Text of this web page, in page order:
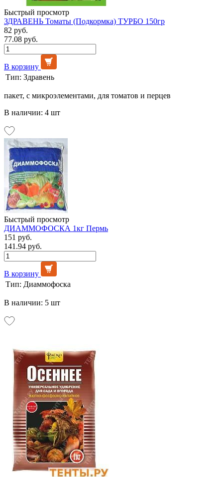
Быстрый просмотр
ЗДРАВЕНЬ Томаты (Подкормка) ТУРБО 150гр
82 руб.
77.08 руб.
В корзину
Тип: Здравень
пакет, с микроэлементами, для томатов и перцев
В наличии: 4 шт
Быстрый просмотр
ДИАММОФОСКА 1кг Пермь
151 руб.
141.94 руб.
В корзину
Тип: Диаммофоска
В наличии: 5 шт